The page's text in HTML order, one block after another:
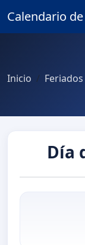
Calendario
Inicio
Día